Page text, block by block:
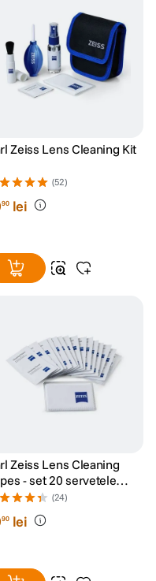
Zeiss Lens Cleaning Kit
(52)
90 lei
Zeiss Lens Cleaning
- set 20 servetele
(24)
90 lei